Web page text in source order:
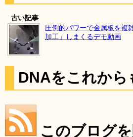
古い記事
圧倒的パワーで金属板を複
加工」しまくるデモ動画
DNAをこれか
このブログ